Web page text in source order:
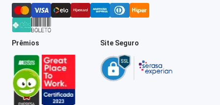
Prêmios Site Seguro